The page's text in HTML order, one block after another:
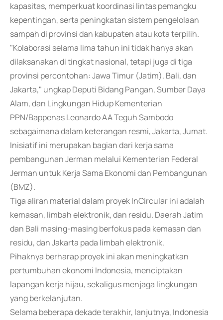
kapasitas, memperkuat koordinasi lintas pemangku
kepentingan, serta peningkatan sistem pengelolaan
sampah di provinsi dan kabupaten atau kota terpilih.
"Kolaborasi selama lima tahun ini tidak hanya akan
dilaksanakan di tingkat nasional, tetapi juga di tiga
provinsi percontohan: Jawa Timur (Jatim), Bali, dan
Jakarta," ungkap Deputi Bidang Pangan, Sumber Daya
Alam, dan Lingkungan Hidup Kementerian
PPN/Bappenas Leonardo AA Teguh Sambodo
sebagaimana dalam keterangan resmi, Jakarta, Jumat.
Inisiatif ini merupakan bagian dari kerja sama
pembangunan Jerman melalui Kementerian Federal
Jerman untuk Kerja Sama Ekonomi dan Pembangunan
(BMZ).
Tiga aliran material dalam proyek InCircular ini adalah
kemasan, limbah elektronik, dan residu. Daerah Jatim
dan Bali masing-masing berfokus pada kemasan dan
residu, dan Jakarta pada limbah elektronik.
Pihaknya berharap proyek ini akan meningkatkan
pertumbuhan ekonomi Indonesia, menciptakan
lapangan kerja hijau, sekaligus menjaga lingkungan
yang berkelanjutan.
Selama beberapa dekade terakhir, lanjutnya, Indonesia